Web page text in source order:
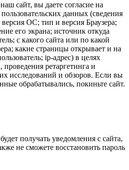
сайт, вы даете согласие на
данных (сведения
ОС; тип и версия Браузера;
его экрана; источник откуда
с какого сайта или по какой
какие страницы открывает и на
ip-адрес) в целях
ретаргетинга и
исследований и обзоров. Если вы
обрабатывались, покиньте сайт.
получать уведомления с сайта,
не сможете восстановить пароль